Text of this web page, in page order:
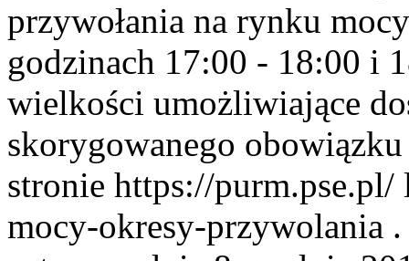
przywołania na rynku
godzinach 17:00 - 18:00 i
wielkości umożliwiające
skorygowanego
stronie https://
mocy-okresy-przywolania